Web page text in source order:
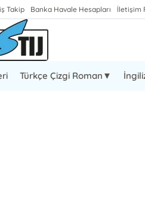
Takip Banka Havale Hesapları İletişim
Türkçe Çizgi Roman▼